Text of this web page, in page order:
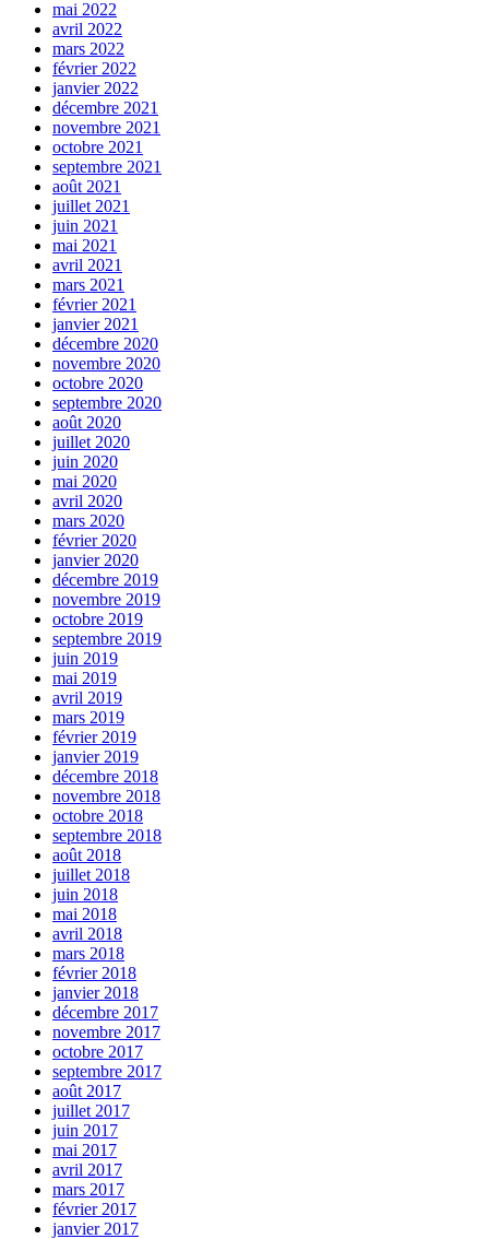
mai 2022
avril 2022
mars 2022
février 2022
janvier 2022
décembre 2021
novembre 2021
octobre 2021
septembre 2021
août 2021
juillet 2021
juin 2021
mai 2021
avril 2021
mars 2021
février 2021
janvier 2021
décembre 2020
novembre 2020
octobre 2020
septembre 2020
août 2020
juillet 2020
juin 2020
mai 2020
avril 2020
mars 2020
février 2020
janvier 2020
décembre 2019
novembre 2019
octobre 2019
septembre 2019
juin 2019
mai 2019
avril 2019
mars 2019
février 2019
janvier 2019
décembre 2018
novembre 2018
octobre 2018
septembre 2018
août 2018
juillet 2018
juin 2018
mai 2018
avril 2018
mars 2018
février 2018
janvier 2018
décembre 2017
novembre 2017
octobre 2017
septembre 2017
août 2017
juillet 2017
juin 2017
mai 2017
avril 2017
mars 2017
février 2017
janvier 2017